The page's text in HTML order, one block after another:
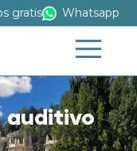
gratis Whatsapp